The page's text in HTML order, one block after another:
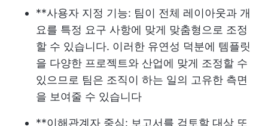
**사용자 지정 기능: 팀이 전체 레이아웃과 개
요를 특정 요구 사항에 맞게 맞춤형으로 조정
할 수 있습니다. 이러한 유연성 덕분에 템플릿
을 다양한 프로젝트와 산업에 맞게 조정할 수
있으므로 팀은 조직이 하는 일의 고유한 측면
을 보여줄 수 있습니다
**이해관계자 중심: 보고서를 검토할 대상 또